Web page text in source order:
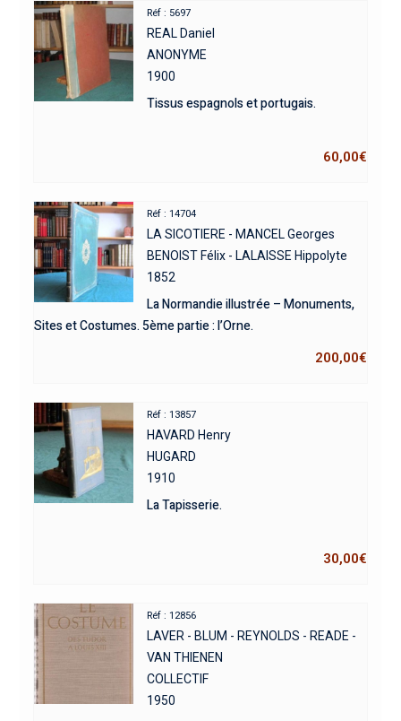
Réf : 5697
REAL Daniel
ANONYME
1900
Tissus espagnols et portugais.
60,00€
Réf : 14704
LA SICOTIERE - MANCEL Georges
BENOIST Félix - LALAISSE Hippolyte
1852
La Normandie illustrée – Monuments,
Sites et Costumes. 5ème partie : l’Orne.
200,00€
Réf : 13857
HAVARD Henry
HUGARD
1910
La Tapisserie.
30,00€
Réf : 12856
LAVER - BLUM - REYNOLDS - READE -
VAN THIENEN
COLLECTIF
1950